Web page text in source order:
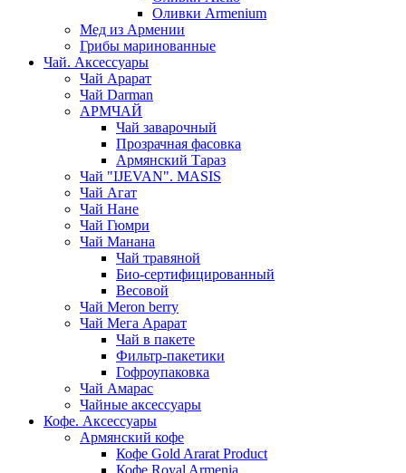
Оливки Armenium
Мед из Армении
Грибы маринованные
Чай. Аксессуары
Чай Арарат
Чай Darman
АРМЧАЙ
Чай заварочный
Прозрачная фасовка
Армянский Тараз
Чай "IJEVAN". MASIS
Чай Агат
Чай Нане
Чай Гюмри
Чай Манана
Чай травяной
Био-сертифицированный
Весовой
Чай Meron berry
Чай Мега Арарат
Чай в пакете
Фильтр-пакетики
Гофроупаковка
Чай Амарас
Чайные аксессуары
Кофе. Аксессуары
Армянский кофе
Кофе Gold Ararat Product
Кофе Royal Armenia